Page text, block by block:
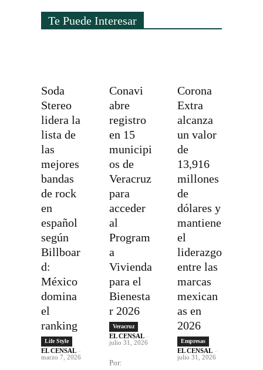
Te Puede Interesar
Soda
Stereo
lidera la
lista de
las
mejores
bandas
de rock
en
español
según
Billboar
d:
México
domina
el
ranking
Life Style
EL CENSAL -
marzo 7, 2026
Conavi
abre
registro
en 15
municipi
os de
Veracruz
para
acceder
al
Program
a
Vivienda
para el
Bienesta
r 2026
Veracruz
EL CENSAL -
julio 31, 2026
Por:
Corona
Extra
alcanza
un valor
de
13,916
millones
de
dólares y
mantiene
el
liderazgo
entre las
marcas
mexican
as en
2026
Empresas
EL CENSAL -
julio 31, 2026